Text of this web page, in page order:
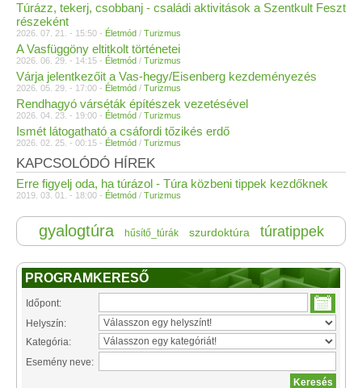
Túrázz, tekerj, csobbanj - családi aktivitások a Szentkult Feszt
részeként
2026. 07. 21. - 15:50 - Életmód / Turizmus
A Vasfüggöny eltitkolt történetei
2026. 06. 29. - 14:15 - Életmód / Turizmus
Várja jelentkezőit a Vas-hegy/Eisenberg kezdeményezés
2026. 05. 29. - 17:00 - Életmód / Turizmus
Rendhagyó várséták építészek vezetésével
2026. 04. 23. - 19:00 - Életmód / Turizmus
Ismét látogatható a csáfordi tőzikés erdő
2026. 02. 25. - 00:15 - Életmód / Turizmus
KAPCSOLÓDÓ HÍREK
Erre figyelj oda, ha túrázol - Túra közbeni tippek kezdőknek
2019. 03. 01. - 18:00 - Életmód / Turizmus
gyalogtúra hűsítő_túrák szurdoktúra túratippek
PROGRAMKERESŐ
Időpont:
Helyszín:
Kategória:
Esemény neve: